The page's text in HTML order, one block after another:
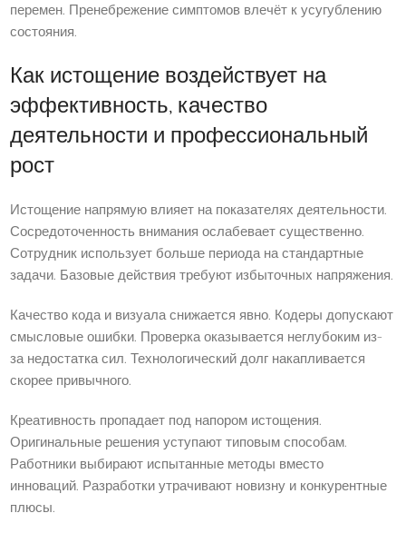
перемен. Пренебрежение симптомов влечёт к усугублению
состояния.
Как истощение воздействует на
эффективность, качество
деятельности и профессиональный
рост
Истощение напрямую влияет на показателях деятельности.
Сосредоточенность внимания ослабевает существенно.
Сотрудник использует больше периода на стандартные
задачи. Базовые действия требуют избыточных напряжения.
Качество кода и визуала снижается явно. Кодеры допускают
смысловые ошибки. Проверка оказывается неглубоким из-
за недостатка сил. Технологический долг накапливается
скорее привычного.
Креативность пропадает под напором истощения.
Оригинальные решения уступают типовым способам.
Работники выбирают испытанные методы вместо
инноваций. Разработки утрачивают новизну и конкурентные
плюсы.